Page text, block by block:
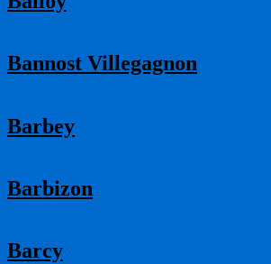
Bannost Villegagnon
Barbey
Barbizon
Barcy